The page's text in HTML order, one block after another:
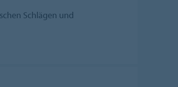
Schlägen und